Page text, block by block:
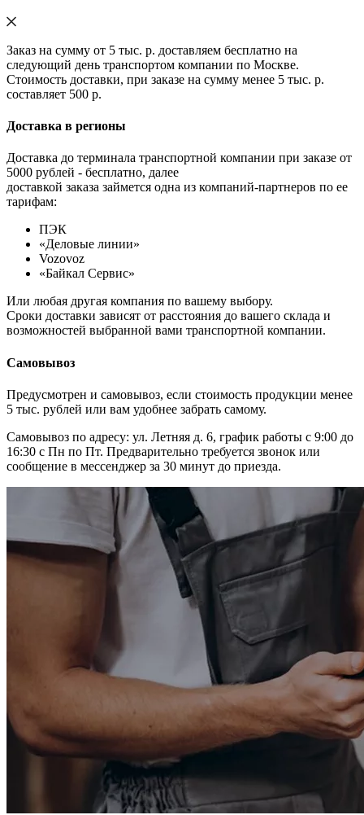
Заказ на сумму от 5 тыс. р. доставляем бесплатно на
следующий день транспортом компании по Москве.
Стоимость доставки, при заказе на сумму менее 5 тыс. р.
составляет 500 р.
Доставка в регионы
Доставка до терминала транспортной компании при заказе от
5000 рублей - бесплатно, далее
доставкой заказа займется одна из компаний-партнеров по ее
тарифам:
ПЭК
«Деловые линии»
Vozovoz
«Байкал Сервис»
Или любая другая компания по вашему выбору.
Сроки доставки зависят от расстояния до вашего склада и
возможностей выбранной вами транспортной компании.
Самовывоз
Предусмотрен и самовывоз, если стоимость продукции менее
5 тыс. рублей или вам удобнее забрать самому.
Самовывоз по адресу: ул. Летняя д. 6, график работы с 9:00 до
16:30 с Пн по Пт. Предварительно требуется звонок или
сообщение в мессенджер за 30 минут до приезда.